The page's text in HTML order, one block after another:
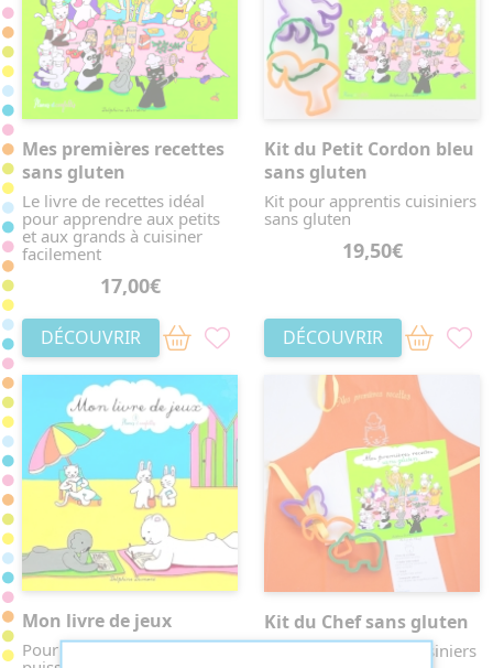
Mes premières recettes
sans gluten
Le livre de recettes idéal
pour apprendre aux petits
et aux grands à cuisiner
facilement
17,00€
DÉCOUVRIR
Kit du Petit Cordon bleu
sans gluten
Kit pour apprentis cuisiniers
sans gluten
19,50€
DÉCOUVRIR
Mon livre de jeux
Pour que les enfants
Kit du Chef sans gluten
Kit pour apprentis cuisiniers